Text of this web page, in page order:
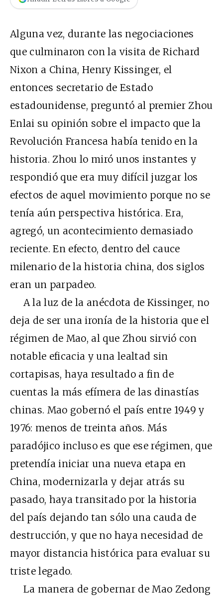
Alguna vez, durante las negociaciones
que culminaron con la visita de Richard
Nixon a China, Henry Kissinger, el
entonces secretario de Estado
estadounidense, preguntó al premier Zhou
Enlai su opinión sobre el impacto que la
Revolución Francesa había tenido en la
historia. Zhou lo miró unos instantes y
respondió que era muy difícil juzgar los
efectos de aquel movimiento porque no se
tenía aún perspectiva histórica. Era,
agregó, un acontecimiento demasiado
reciente. En efecto, dentro del cauce
milenario de la historia china, dos siglos
eran un parpadeo.
A la luz de la anécdota de Kissinger, no
deja de ser una ironía de la historia que el
régimen de Mao, al que Zhou sirvió con
notable eficacia y una lealtad sin
cortapisas, haya resultado a fin de
cuentas la más efímera de las dinastías
chinas. Mao gobernó el país entre 1949 y
1976: menos de treinta años. Más
paradójico incluso es que ese régimen, que
pretendía iniciar una nueva etapa en
China, modernizarla y dejar atrás su
pasado, haya transitado por la historia
del país dejando tan sólo una cauda de
destrucción, y que no haya necesidad de
mayor distancia histórica para evaluar su
triste legado.
La manera de gobernar de Mao Zedong